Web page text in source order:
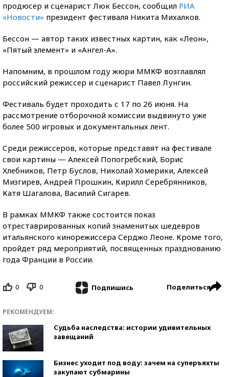
продюсер и сценарист Люк Бессон, сообщил РИА
«Новости» президент фестиваля Никита Михалков.
Бессон — автор таких известных картин, как «Леон»,
«Пятый элемент» и «Ангел-А».
Напомним, в прошлом году жюри ММКФ возглавлял
российский режиссер и сценарист Павел Лунгин.
Фестиваль будет проходить с 17 по 26 июня. На
рассмотрение отборочной комиссии выдвинуто уже
более 500 игровых и документальных лент.
Среди режиссеров, которые представят на фестивале
свои картины — Алексей Попогребский, Борис
Хлебников, Петр Буслов, Николай Хомерики, Алексей
Мизгирев, Андрей Прошкин, Кирилл Серебрянников,
Катя Шагалова, Василий Сигарев.
В рамках ММКФ также состоится показ
отреставрированных копий знаменитых шедевров
итальянского кинорежиссера Серджо Леоне. Кроме того,
пройдет ряд мероприятий, посвященных празднованию
года Франции в России.
0 0 Подпишись Поделиться
РЕКОМЕНДУЕМ:
Судьба наследства: истории удивительных
завещаний
Бизнес уходит под воду: зачем на суперъяхты
закупают субмарины